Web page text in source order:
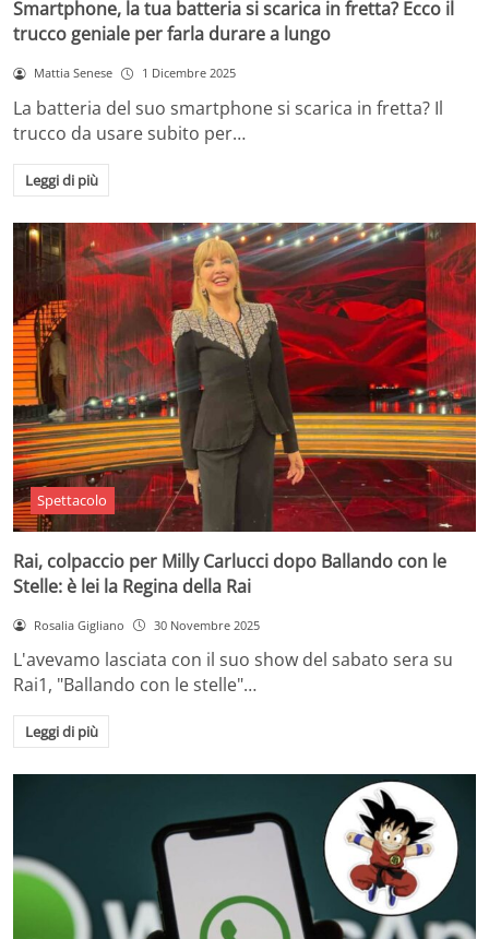
Smartphone, la tua batteria si scarica in fretta? Ecco il
trucco geniale per farla durare a lungo
Mattia Senese 1 Dicembre 2025
La batteria del suo smartphone si scarica in fretta? Il
trucco da usare subito per…
Leggi di più
Spettacolo
Rai, colpaccio per Milly Carlucci dopo Ballando con le
Stelle: è lei la Regina della Rai
Rosalia Gigliano 30 Novembre 2025
L'avevamo lasciata con il suo show del sabato sera su
Rai1, "Ballando con le stelle"…
Leggi di più